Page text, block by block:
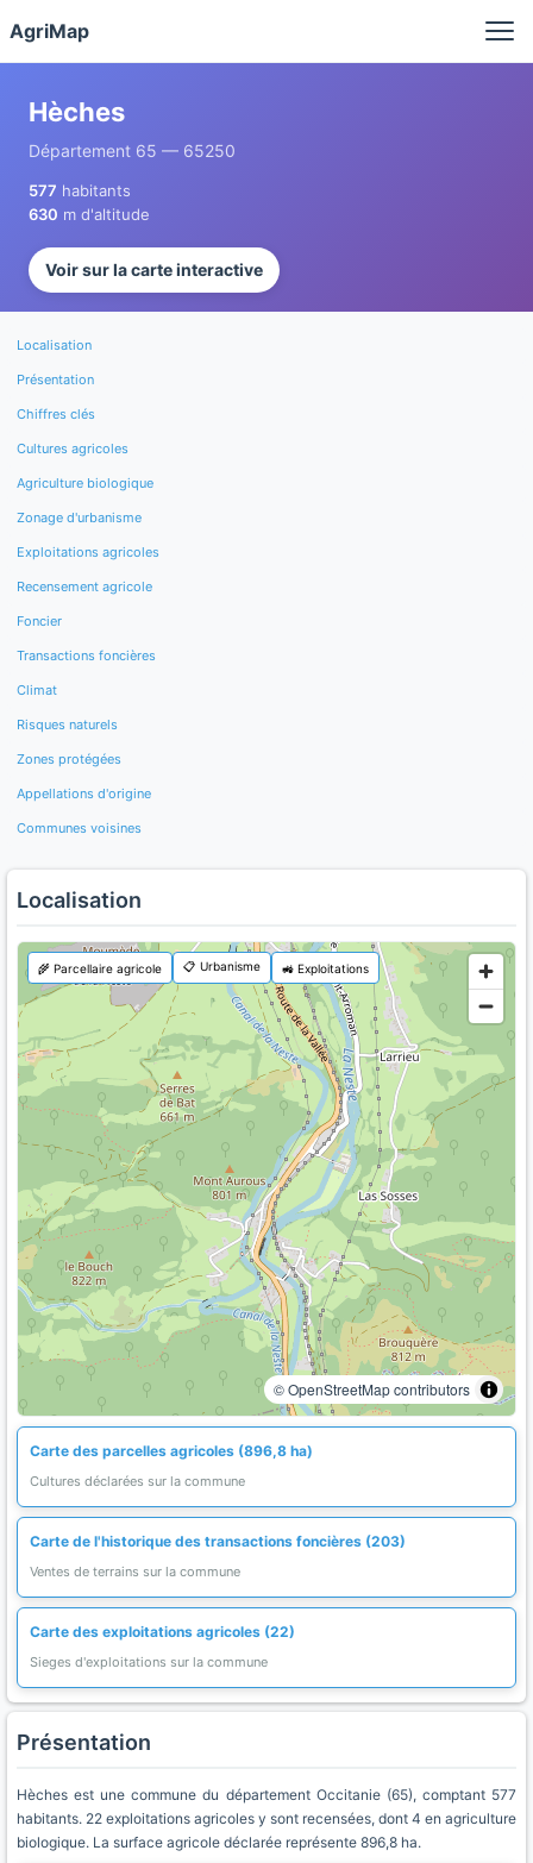
AgriMap
Hèches
Département 65 — 65250
577 habitants
630 m d'altitude
Voir sur la carte interactive
Localisation
Présentation
Chiffres clés
Cultures agricoles
Agriculture biologique
Zonage d'urbanisme
Exploitations agricoles
Recensement agricole
Foncier
Transactions foncières
Climat
Risques naturels
Zones protégées
Appellations d'origine
Communes voisines
Localisation
© OpenStreetMap contributors
🌾 Parcellaire agricole 📋 Urbanisme 🚜 Exploitations
Carte des parcelles agricoles (896,8 ha)
Cultures déclarées sur la commune
Carte de l'historique des transactions foncières (203)
Ventes de terrains sur la commune
Carte des exploitations agricoles (22)
Sieges d'exploitations sur la commune
Présentation
Hèches est une commune du département Occitanie (65), comptant 577
habitants. 22 exploitations agricoles y sont recensées, dont 4 en agriculture
biologique. La surface agricole déclarée représente 896,8 ha.